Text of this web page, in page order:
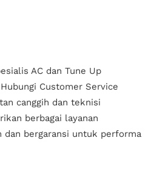
AC dan Tune Up
Hubungi Customer Service
canggih dan teknisi
berbagai layanan
dan bergaransi untuk performa